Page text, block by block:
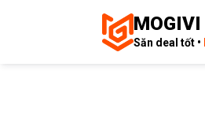
MOGIVI
Săn deal tốt •